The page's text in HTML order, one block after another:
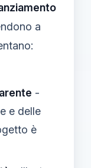
a
-
e delle
è